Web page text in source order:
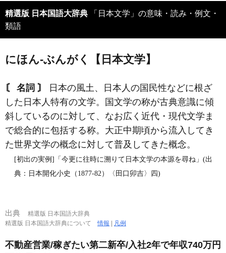
精選版 日本国語大辞典 「日本文学」の意味・読み・例文・
類語
にほん‐ぶんがく【日本文学】
〘 名詞 〙
日本の風土、日本人の国民性などに根ざ
した日本人特有の文学。国文学の称が古典意識に傾
斜しているのに対して、なお広く近代・現代文学ま
で総合的に包括する称。大正中期頃から流入してき
た世界文学の概念に対して普及してきた概念。
[初出の実例]「今更に往時に溯りて日本文学の本源を尋ね」(出
典：日本開化小史（1877‐82）〈田口卯吉〉四)
出典
精選版 日本国語大辞典
精選版 日本国語大辞典について情報 | 凡例
不動産営業/稼ぎたい第二新卒/入社2年で年収740万円